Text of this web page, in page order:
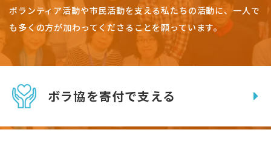
ボランティア活動や市民活動を支える私たちの活動に、一人で
も多くの方が加わってくださることを願っています。
ボラ協を寄付で支える